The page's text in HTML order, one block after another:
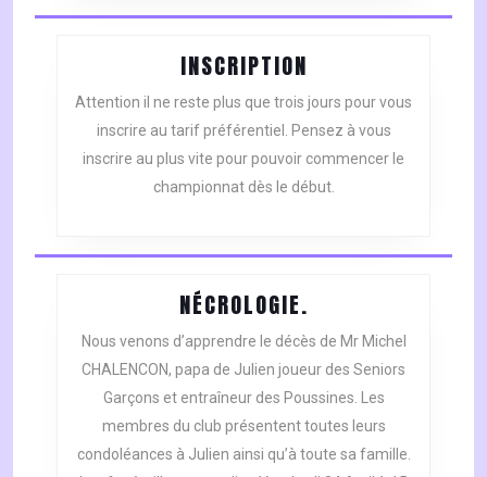
INSCRIPTION
Attention il ne reste plus que trois jours pour vous
inscrire au tarif préférentiel. Pensez à vous
inscrire au plus vite pour pouvoir commencer le
championnat dès le début.
NÉCROLOGIE.
Nous venons d’apprendre le décès de Mr Michel
CHALENCON, papa de Julien joueur des Seniors
Garçons et entraîneur des Poussines. Les
membres du club présentent toutes leurs
condoléances à Julien ainsi qu’à toute sa famille.